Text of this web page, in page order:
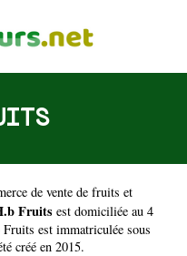
de vente de fruits et
Fruits est domiciliée au 4
est immatriculée sous
créé en 2015.